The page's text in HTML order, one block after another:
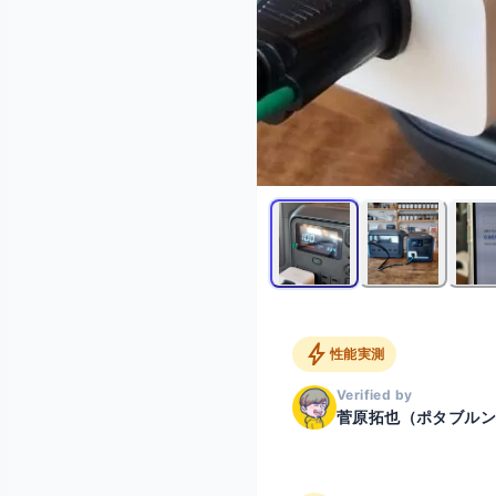
bolt性能実測
Verified by
菅原拓也（ポタブル